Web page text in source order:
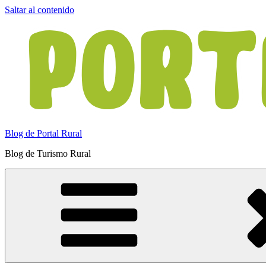
Saltar al contenido
Blog de Portal Rural
Blog de Turismo Rural